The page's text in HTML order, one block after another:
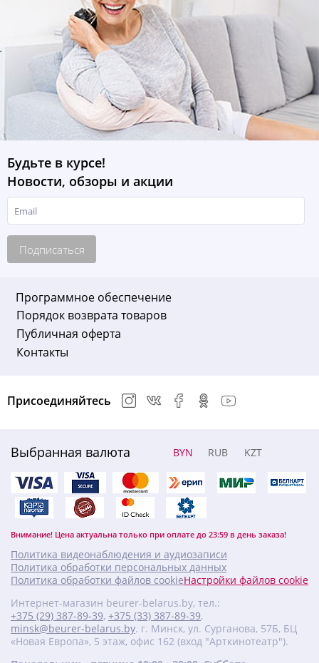
Будьте в курсе!
Новости, обзоры и акции
Подписаться
Программное обеспечение
Порядок возврата товаров
Публичная оферта
Контакты
Выбранная валюта BYN RUB KZT
Внимание! Цена актуальна только при оплате до 23:59 в день заказа!
Присоединяйтесь
Политика видеонаблюдения и аудиозаписи
Политика обработки персональных данных
Политика обработки файлов cookieНастройки файлов cookie
Интернет-магазин beurer-belarus.by, тел.:
+375 (29) 387-89-39, +375 (33) 387-89-39,
minsk@beurer-belarus.by. г. Минск, ул. Сурганова, 57Б, БЦ
«Новая Европа», 5 этаж, офис 162 (вход "Арткинотеатр").